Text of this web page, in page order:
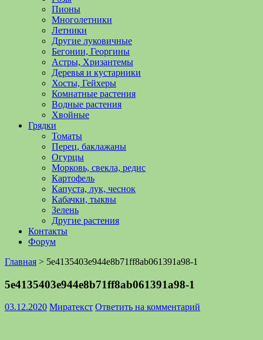
Пионы
Многолетники
Летники
Другие луковичные
Бегонии, Георгины
Астры, Хризантемы
Деревья и кустарники
Хосты, Гейхеры
Комнатные растения
Водные растения
Хвойные
Грядки
Томаты
Перец, баклажаны
Огурцы
Морковь, свекла, редис
Картофель
Капуста, лук, чеснок
Кабачки, тыквы
Зелень
Другие растения
Контакты
Форум
Главная > 5e4135403e944e8b71ff8ab061391a98-1
5e4135403e944e8b71ff8ab061391a98-1
03.12.2020 Миратекст Ответить на комментарий